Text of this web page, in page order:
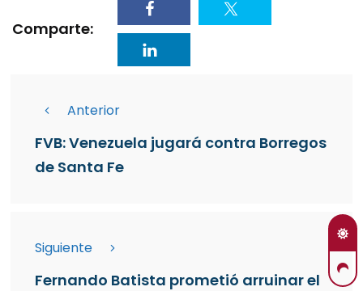
Comparte:
Anterior
FVB: Venezuela jugará contra Borregos
de Santa Fe
Siguiente
Fernando Batista prometió arruinar el